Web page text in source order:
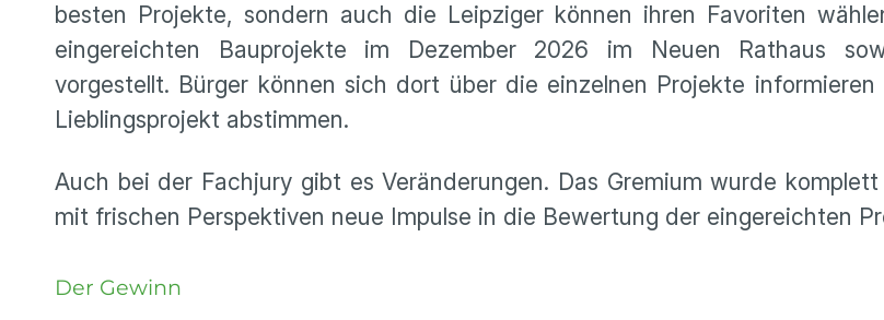
besten Projekte, sondern auch die Leipziger können ihren Favoriten
eingereichten Bauprojekte im Dezember 2026 im Neuen Rathaus
vorgestellt. Bürger können sich dort über die einzelnen Projekte
Lieblingsprojekt abstimmen.
Auch bei der Fachjury gibt es Veränderungen. Das Gremium wurde
mit frischen Perspektiven neue Impulse in die Bewertung der eingereichten
Der Gewinn